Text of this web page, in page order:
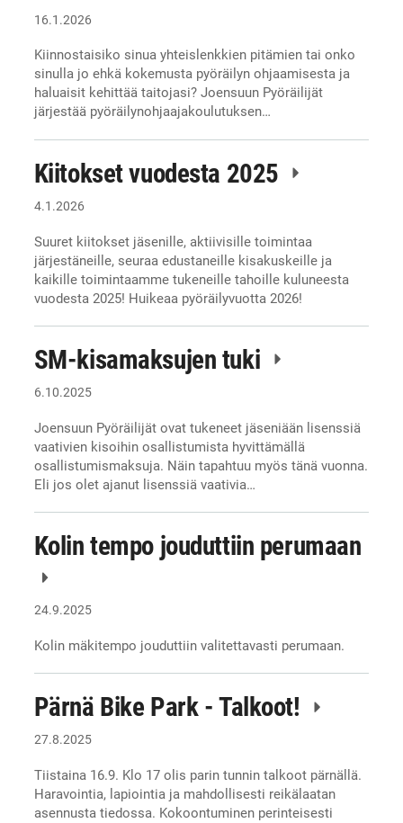
16.1.2026
Kiinnostaisiko sinua yhteislenkkien pitämien tai onko
sinulla jo ehkä kokemusta pyöräilyn ohjaamisesta ja
haluaisit kehittää taitojasi? Joensuun Pyöräilijät
järjestää pyöräilynohjaajakoulutuksen…
Kiitokset vuodesta 2025
4.1.2026
Suuret kiitokset jäsenille, aktiivisille toimintaa
järjestäneille, seuraa edustaneille kisakuskeille ja
kaikille toimintaamme tukeneille tahoille kuluneesta
vuodesta 2025! Huikeaa pyöräilyvuotta 2026!
SM-kisamaksujen tuki
6.10.2025
Joensuun Pyöräilijät ovat tukeneet jäseniään lisenssiä
vaativien kisoihin osallistumista hyvittämällä
osallistumismaksuja. Näin tapahtuu myös tänä vuonna.
Eli jos olet ajanut lisenssiä vaativia…
Kolin tempo jouduttiin perumaan
24.9.2025
Kolin mäkitempo jouduttiin valitettavasti perumaan.
Pärnä Bike Park - Talkoot!
27.8.2025
Tiistaina 16.9. Klo 17 olis parin tunnin talkoot pärnällä.
Haravointia, lapiointia ja mahdollisesti reikälaatan
asennusta tiedossa. Kokoontuminen perinteisesti